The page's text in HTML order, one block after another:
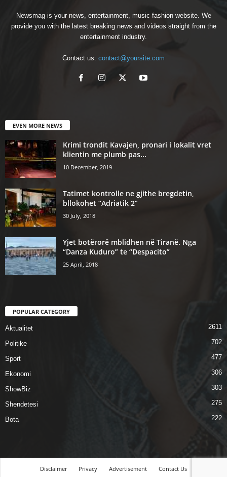
Newsmag is your news, entertainment, music fashion website. We
provide you with the latest breaking news and videos straight from the
entertainment industry.
Contact us: contact@yoursite.com
EVEN MORE NEWS
Krimi trondit Kavajen, pronari i lokalit vret
klientin me plumb pas...
10 December, 2019
Tatimet kontrolle ne gjithe bregdetin,
bllokohet “Adriatik 2”
30 July, 2018
Yjet botërorë mblidhen në Tiranë. Nga
“Danza Kuduro” te “Despacito”
25 April, 2018
POPULAR CATEGORY
Aktualitet 2611
Politike 702
Sport 477
Ekonomi 306
ShowBiz 303
Shendetesi 275
Bota 222
Disclaimer Privacy Advertisement Contact Us